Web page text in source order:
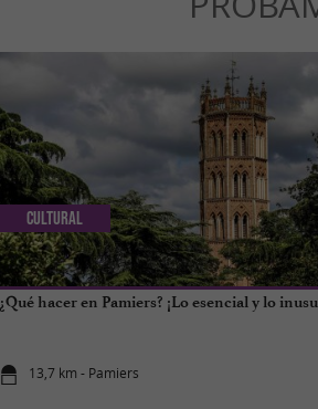
¿Qué hacer en Pamiers? ¡Lo esencial y lo
13,7 km - Pamiers
Cultural